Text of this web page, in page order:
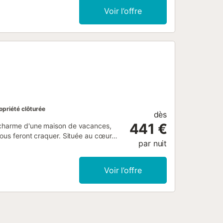
dispose d'une terrasse plein air
à un espace extérieur partagé
à proximité de la plage et un court
Voir l’offre
clôturée
d'une maison de vacances,
feront craquer. Située au cœur
du style de vie espagnol
par son jardin luxuriant, son
offrent un mélange de décoration
touches réconfortantes. Une
parfait pour des vacances en
dès
441 €
par nuit
Voir l’offre